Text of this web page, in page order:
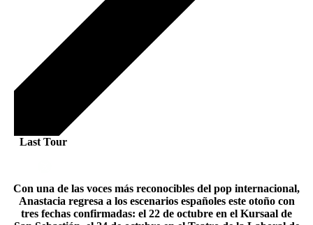
Last Tour
Con una de las voces más reconocibles del pop internacional,
Anastacia regresa a los escenarios españoles este otoño con
tres fechas confirmadas: el 22 de octubre en el Kursaal de